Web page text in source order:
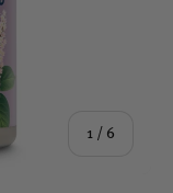
1 / von
6